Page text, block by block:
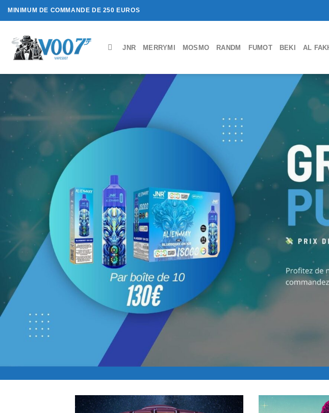
Passer
MINIMUM DE COMMANDE DE 250 EUROS
JNR MERRYMI MOSMO RANDM FUMOT BEKI AL